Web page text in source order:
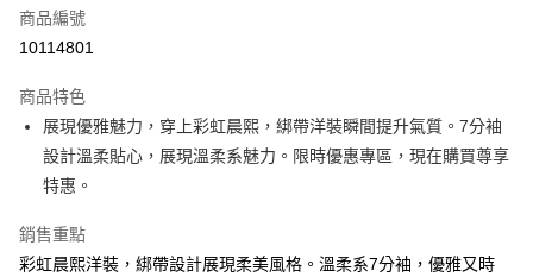
LINE Pay
悠遊付
ATM付款
運送方式
商品編號
10114801
商品特色
展現優雅魅力，穿上彩虹晨熙，綁帶洋裝瞬間提升氣質。7分袖
設計溫柔貼心，展現溫柔系魅力。限時優惠專區，現在購買尊享
特惠。
銷售重點
彩虹晨熙洋裝，綁帶設計展現柔美風格。溫柔系7分袖，優雅又時